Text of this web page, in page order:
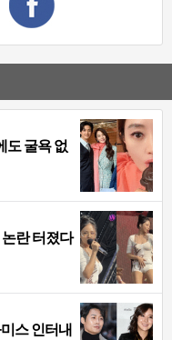
도 굴욕 없
란 터졌다
스 인터내